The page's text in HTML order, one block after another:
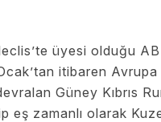
üyesi olduğu
itibaren Avrupa
Güney Kıbrıs
eş zamanlı olarak